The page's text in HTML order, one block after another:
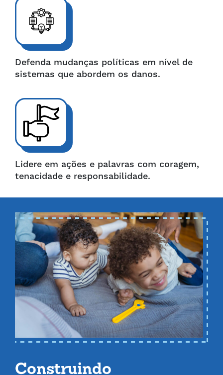
Defenda mudanças políticas em nível de
sistemas que abordem os danos.
Lidere em ações e palavras com coragem,
tenacidade e responsabilidade.
Construindo